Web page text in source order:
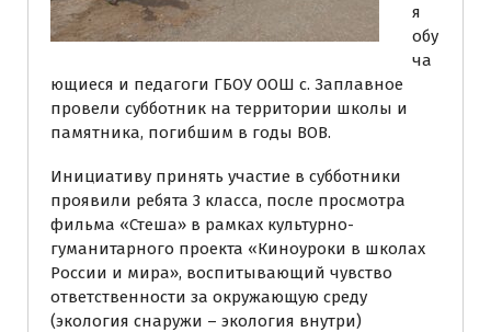
я
обу
ча
ющиеся и педагоги ГБОУ ООШ с. Заплавное
провели субботник на территории школы и
памятника, погибшим в годы ВОВ.
Инициативу принять участие в субботники
проявили ребята 3 класса, после просмотра
фильма «Стеша» в рамках культурно-
гуманитарного проекта «Киноуроки в школах
России и мира», воспитывающий чувство
ответственности за окружающую среду
(экология снаружи – экология внутри)